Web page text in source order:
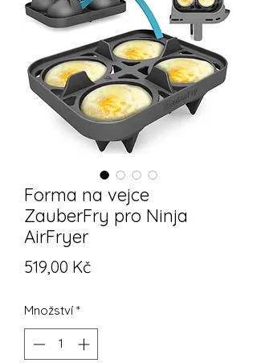
Forma na vejce
ZauberFry pro Ninja
AirFryer
519,00 KčCena
Množství *